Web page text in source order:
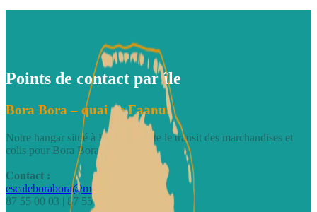
Points de contact par île
Bora Bora – quai de Faanui
Notre hangar situé à Faanui facilite le transit des marchandises et
colis pour Bora Bora.
Contact :
escaleborabora@motulink.com
87 55 00 03 | 87 55 00 04